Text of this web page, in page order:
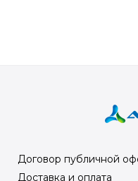
Договор публичной
Доставка и оплата